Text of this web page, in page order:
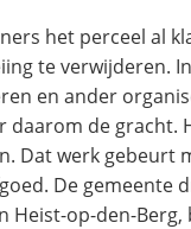
het perceel al
te verwijderen.
en ander
daarom de
Dat werk gebeurt
De gemeente
Heist-op-den-Berg,